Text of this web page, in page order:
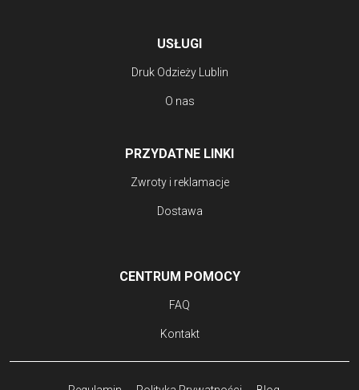
USŁUGI
Druk Odzieży Lublin
O nas
PRZYDATNE LINKI
Zwroty i reklamacje
Dostawa
CENTRUM POMOCY
FAQ
Kontakt